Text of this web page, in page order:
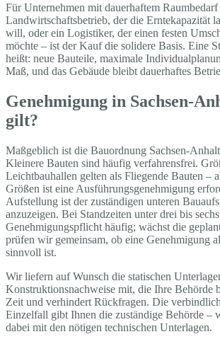
Für Unternehmen mit dauerhaftem
Landwirtschaftsbetrieb, der die Erntekapazität
will, oder ein Logistiker, der einen festen
möchte – ist der Kauf die solidere Basis. Eine
heißt: neue Bauteile, maximale
Maß, und das Gebäude bleibt dauerhaftes
Genehmigung in Sachsen-
gilt?
Maßgeblich ist die Bauordnung Sachsen-
Kleinere Bauten sind häufig verfahrensfrei.
Leichtbauhallen gelten als Fliegende Bauten –
Größen ist eine Ausführungsgenehmigung
Aufstellung ist der zuständigen unteren
anzuzeigen. Bei Standzeiten unter drei bis
Genehmigungspflicht häufig; wächst die
prüfen wir gemeinsam, ob eine Genehmigung
sinnvoll ist.
Wir liefern auf Wunsch die statischen
Konstruktionsnachweise mit, die Ihre Behörde
Zeit und verhindert Rückfragen. Die
Einzelfall gibt Ihnen die zuständige Behörde –
dabei mit den nötigen technischen Unterlagen.